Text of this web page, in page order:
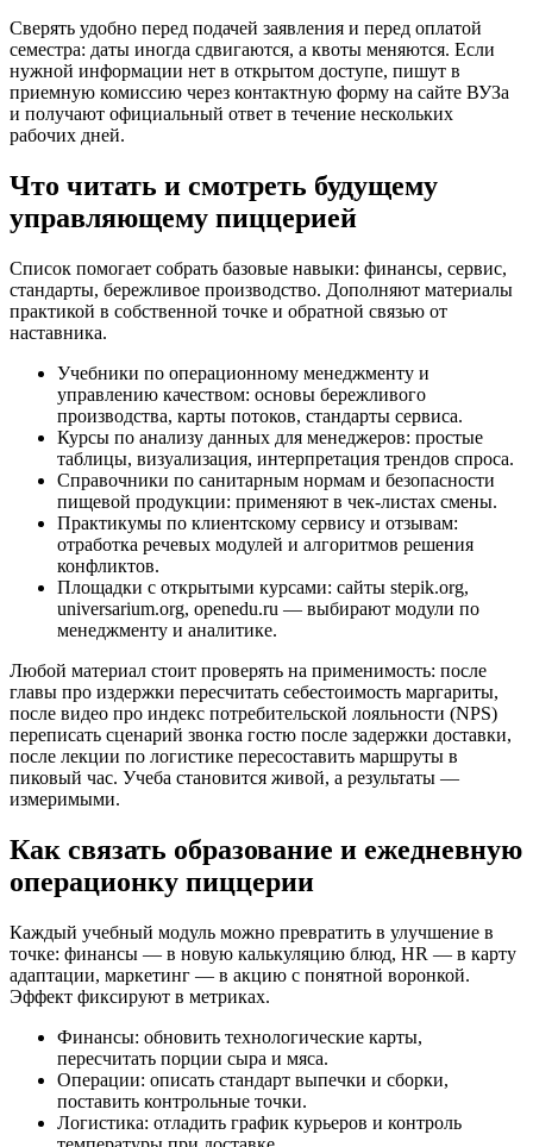
Сверять удобно перед подачей заявления и перед оплатой
семестра: даты иногда сдвигаются, а квоты меняются. Если
нужной информации нет в открытом доступе, пишут в
приемную комиссию через контактную форму на сайте ВУЗа
и получают официальный ответ в течение нескольких
рабочих дней.
Что читать и смотреть будущему
управляющему пиццерией
Список помогает собрать базовые навыки: финансы, сервис,
стандарты, бережливое производство. Дополняют материалы
практикой в собственной точке и обратной связью от
наставника.
Учебники по операционному менеджменту и
управлению качеством: основы бережливого
производства, карты потоков, стандарты сервиса.
Курсы по анализу данных для менеджеров: простые
таблицы, визуализация, интерпретация трендов спроса.
Справочники по санитарным нормам и безопасности
пищевой продукции: применяют в чек‑листах смены.
Практикумы по клиентскому сервису и отзывам:
отработка речевых модулей и алгоритмов решения
конфликтов.
Площадки с открытыми курсами: сайты stepik.org,
universarium.org, openedu.ru — выбирают модули по
менеджменту и аналитике.
Любой материал стоит проверять на применимость: после
главы про издержки пересчитать себестоимость маргариты,
после видео про индекс потребительской лояльности (NPS)
переписать сценарий звонка гостю после задержки доставки,
после лекции по логистике пересоставить маршруты в
пиковый час. Учеба становится живой, а результаты —
измеримыми.
Как связать образование и ежедневную
операционку пиццерии
Каждый учебный модуль можно превратить в улучшение в
точке: финансы — в новую калькуляцию блюд, HR — в карту
адаптации, маркетинг — в акцию с понятной воронкой.
Эффект фиксируют в метриках.
Финансы: обновить технологические карты,
пересчитать порции сыра и мяса.
Операции: описать стандарт выпечки и сборки,
поставить контрольные точки.
Логистика: отладить график курьеров и контроль